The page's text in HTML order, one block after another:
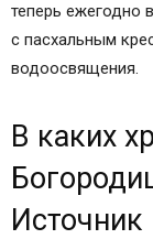
теперь ежегодно
с пасхальным
водоосвящения.
В каких
Источник